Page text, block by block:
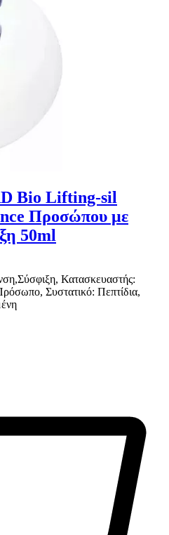
Bio Lifting-sil
Προσώπου με
50ml
Κατασκευαστής:
Συστατικό: Πεπτίδια,